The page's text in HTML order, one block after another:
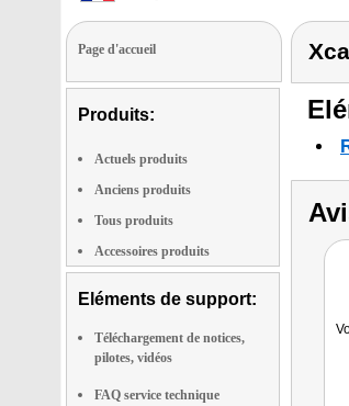
Page d'accueil
Produits:
Actuels produits
Anciens produits
Tous produits
Accessoires produits
Eléments de support:
Téléchargement de notices,
pilotes, vidéos
FAQ service technique